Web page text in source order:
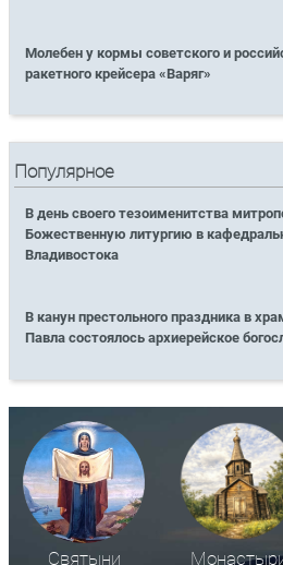
Молебен у кормы советского и
ракетного крейсера «Варяг»
Популярное
В день своего тезоименитства
Божественную литургию в
Владивостока
В канун престольного праздника в
Павла состоялось архиерейское
Святыни